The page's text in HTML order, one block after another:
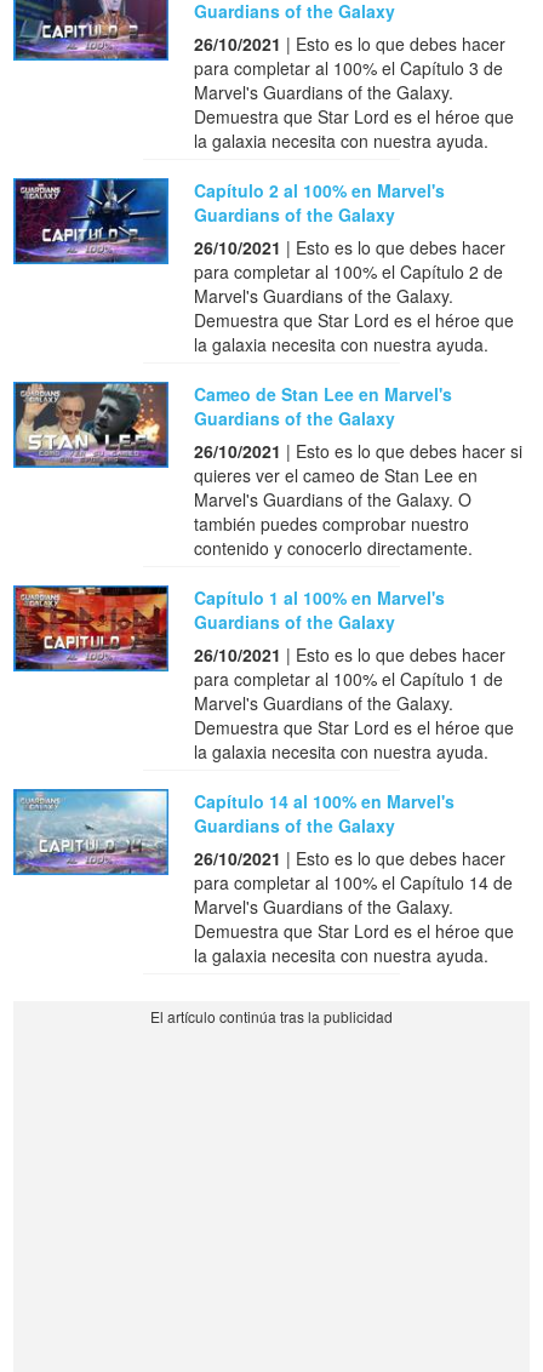
Guardians of the Galaxy
26/10/2021 | Esto es lo que debes hacer
para completar al 100% el Capítulo 3 de
Marvel's Guardians of the Galaxy.
Demuestra que Star Lord es el héroe que
la galaxia necesita con nuestra ayuda.
Capítulo 2 al 100% en Marvel's
Guardians of the Galaxy
26/10/2021 | Esto es lo que debes hacer
para completar al 100% el Capítulo 2 de
Marvel's Guardians of the Galaxy.
Demuestra que Star Lord es el héroe que
la galaxia necesita con nuestra ayuda.
Cameo de Stan Lee en Marvel's
Guardians of the Galaxy
26/10/2021 | Esto es lo que debes hacer si
quieres ver el cameo de Stan Lee en
Marvel's Guardians of the Galaxy. O
también puedes comprobar nuestro
contenido y conocerlo directamente.
Capítulo 1 al 100% en Marvel's
Guardians of the Galaxy
26/10/2021 | Esto es lo que debes hacer
para completar al 100% el Capítulo 1 de
Marvel's Guardians of the Galaxy.
Demuestra que Star Lord es el héroe que
la galaxia necesita con nuestra ayuda.
Capítulo 14 al 100% en Marvel's
Guardians of the Galaxy
26/10/2021 | Esto es lo que debes hacer
para completar al 100% el Capítulo 14 de
Marvel's Guardians of the Galaxy.
Demuestra que Star Lord es el héroe que
la galaxia necesita con nuestra ayuda.